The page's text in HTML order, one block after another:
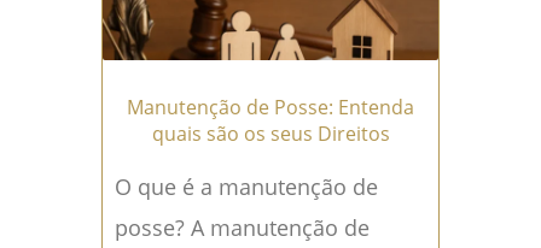
Manutenção de Posse: Entenda
quais são os seus Direitos
O que é a manutenção de
posse? A manutenção de